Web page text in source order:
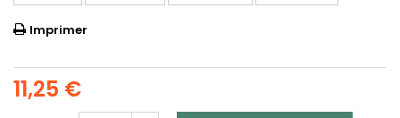
Imprimer
11,25 €